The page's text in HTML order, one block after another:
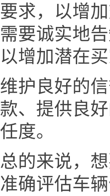
要求，以增
需要诚实地
以增加潜在
维护良好的
款、提供良
任度。
总的来说，
准确评估车